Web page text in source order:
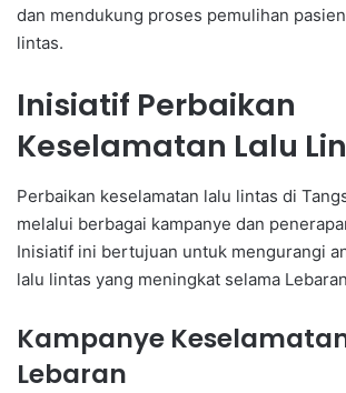
dan mendukung proses pemulihan
lintas.
Inisiatif Perbaikan
Keselamatan Lalu
Perbaikan keselamatan lalu lintas di
melalui berbagai kampanye dan
Inisiatif ini bertujuan untuk mengurangi
lalu lintas yang meningkat selama
Kampanye
Lebaran